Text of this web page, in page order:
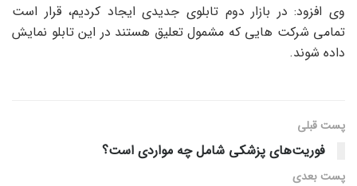
وی افزود: در بازار دوم تابلوی جدیدی ایجاد کردیم، قرار است
تمامی شرکت هایی که مشمول تعلیق هستند در این تابلو نمایش
داده شوند.
پست قبلی
فوریت‌های پزشکی شامل چه مواردی است؟
پست‌ بعدی